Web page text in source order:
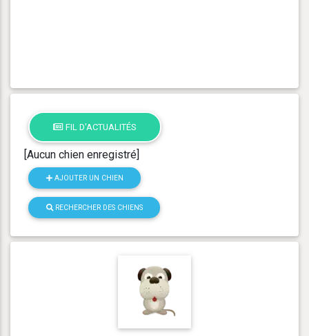
FIL D'ACTUALITÉS
[Aucun chien enregistré]
AJOUTER UN CHIEN
RECHERCHER DES CHIENS